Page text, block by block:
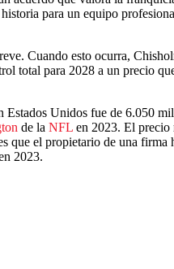
para un equipo
Cuando esto ocurra,
total para 2028 a un precio
Unidos fue de 6.050
de la NFL en 2023. El precio
que el propietario de una firma
2023.